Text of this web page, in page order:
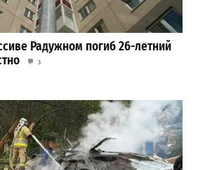
Радужном погиб 26-летний
3